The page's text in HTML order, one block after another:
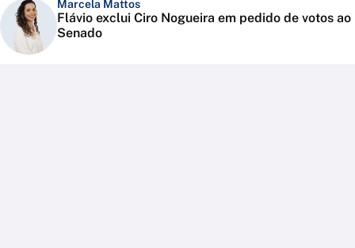
Marcela Mattos
Flávio exclui Ciro Nogueira em pedido de votos ao
Senado